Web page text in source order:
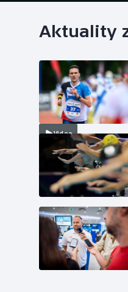
Aktuality
Video